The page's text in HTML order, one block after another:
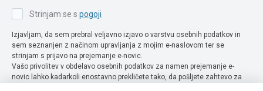
Strinjam se s pogoji
Izjavljam, da sem prebral veljavno izjavo o varstvu osebnih podatkov in
sem seznanjen z načinom upravljanja z mojim e-naslovom ter se
strinjam s prijavo na prejemanje e-novic.
Vašo privolitev v obdelavo osebnih podatkov za namen prejemanje e-
novic lahko kadarkoli enostavno prekličete tako, da pošljete zahtevo za